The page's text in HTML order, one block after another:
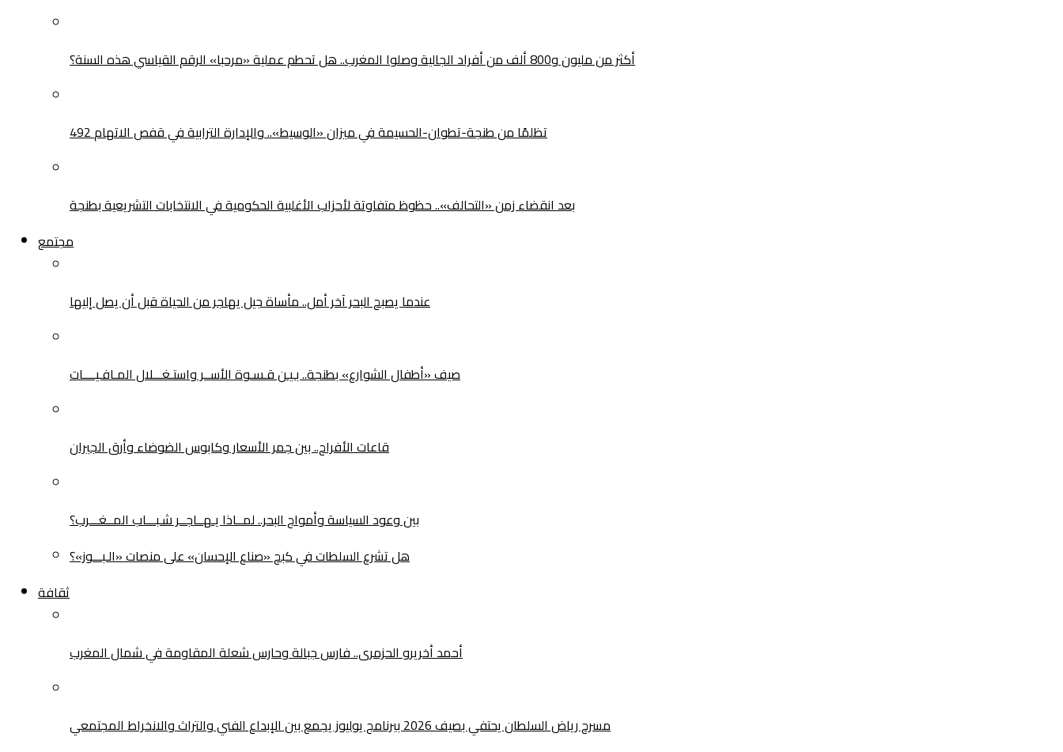
أكثر من مليون و800 ألف من أفراد الجالية وصلوا المغرب.. هل تحطم عملية «مرحبا» الرقم القياسي هذه السنة؟
492 تظلمًا من طنجة-تطوان-الحسيمة في ميزان «الوسيط».. والإدارة الترابية في قفص الاتهام
بعد انقضاء زمن «التحالف».. حظوظ متفاوتة لأحزاب الأغلبية الحكومية في الانتخابات التشريعية بطنجة
مجتمع
عندما يصبح البحر آخر أمل.. مأساة جيل يهاجر من الحياة قبل أن يصل إليها
صيف «أطفال الشوارع» بطنجة.. بـيـن قـسـوة الأســر واستـغـــلال المـافـيــــات
قاعات الأفراح.. بين جمر الأسعار وكابوس الضوضاء وأرق الجيران
بين وعود السياسة وأمواج البحر.. لمــاذا يـهــاجــر شـبـــاب المــغـــرب؟
هل تشرع السلطات في كبح «صناع الإحسان» على منصات «الـبـــوز»؟
ثقافة
أحمد أخريرو الحزمرى.. فارس جبالة وحارس شعلة المقاومة في شمال المغرب
مسرح رياض السلطان يحتفي بصيف 2026 ببرنامج يوليوز يجمع بين الإبداع الفني والتراث والانخراط المجتمعي